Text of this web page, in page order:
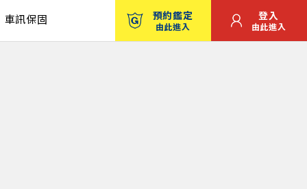
車訊保固 預約鑑定
由此進入
登入
由此進入